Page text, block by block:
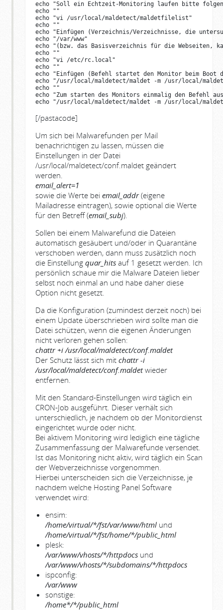
echo "Soll ein Echtzeit-Monitoring laufen bitte
echo ""
echo "vi /usr/local/maldetect/maldetfilelist"
echo ""
echo "Einfügen (Verzeichnis/Verzeichnisse, die
echo "/var/www"
echo "(bzw. das Basisverzeichnis für die Webseiten,
echo ""
echo "vi /etc/rc.local"
echo ""
echo "Einfügen (Befehl startet den Monitor beim Boot
echo "/usr/local/maldetect/maldet -m /usr/local/
echo ""
echo "Zum starten des Monitors einmalig den Befehl
echo "/usr/local/maldetect/maldet -m /usr/local/
[/pastacode]
Um sich bei Malwarefunden per Mail
benachrichtigen zu lassen, müssen die
Einstellungen in der Datei
/usr/local/maldetect/conf.maldet geändert
werden.
email_alert=1
sowie die Werte bei email_addr(eigene
Mailadresse eintragen), sowie optional die Werte
für den Betreff (email_subj).
Sollen bei einem Malwarefund die Dateien
automatisch gesäubert und/oder in Quarantäne
verschoben werden, dann muss zusätzlich noch
die Einstellung quar_hits auf 1 gesetzt werden. Ich
persönlich schaue mir die Malware Dateien lieber
selbst noch einmal an und habe daher diese
Option nicht gesetzt.
Da die Konfiguration (zumindest derzeit noch) bei
einem Update überschrieben wird sollte man die
Datei schützen, wenn die eigenen Änderungen
nicht verloren gehen sollen:
chattr +i /usr/local/maldetect/conf.maldet
Der Schutz lässt sich mit chattr -i
/usr/local/maldetect/conf.maldetwieder
entfernen.
Mit den Standard-Einstellungen wird täglich ein
CRON-Job ausgeführt. Dieser verhält sich
unterschiedlich, je nachdem ob der Monitordienst
eingerichtet wurde oder nicht.
Bei aktivem Monitoring wird lediglich eine tägliche
Zusammenfassung der Malwarefunde versendet.
Ist das Monitoring nicht aktiv, wird täglich ein Scan
der Webverzeichnisse vorgenommen.
Hierbei unterscheiden sich die Verzeichnisse, je
nachdem welche Hosting Panel Software
verwendet wird:
ensim:
/home/virtual/*/fst/var/www/html und
/home/virtual/*/fst/home/*/public_html
plesk:
/var/www/vhosts/*/httpdocs und
/var/www/vhosts/*/subdomains/*/httpdocs
ispconfig:
/var/www
sonstige:
/home*/*/public_html